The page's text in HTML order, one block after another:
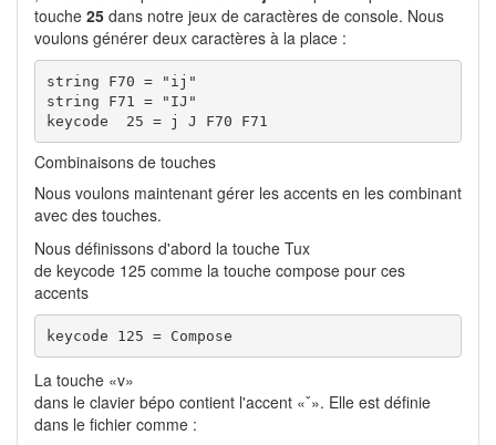
touche 25 dans notre jeux de caractères de console. Nous
voulons générer deux caractères à la place :
string F70 = "ij"
string F71 = "IJ"
keycode  25 = j J F70 F71
Combinaisons de touches
Nous voulons maintenant gérer les accents en les combinant
avec des touches.
Nous définissons d'abord la touche Tux
de keycode 125 comme la touche compose pour ces
accents
keycode 125 = Compose
La touche «v»
dans le clavier bépo contient l'accent «ˇ». Elle est définie
dans le fichier comme :